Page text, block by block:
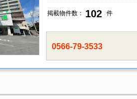
掲載物件数： 102 件
0566-79-3533